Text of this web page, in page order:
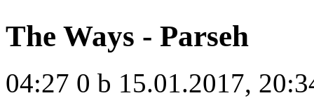
The Ways - Parseh
04:27 0 b 15.01.2017,